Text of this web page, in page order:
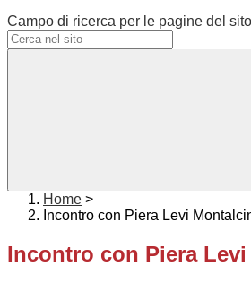
Campo di ricerca per le pagine del sito
Home >
Incontro con Piera Levi
Incontro con Piera